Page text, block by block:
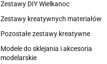
Zestawy DIY Wielkanoc
Zestawy kreatywnych materiałów
Pozostałe zestawy kreatywne
Modele do sklejania i akcesoria
modelarskie